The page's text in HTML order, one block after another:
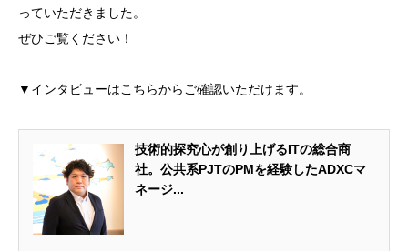
っていただきました。
ぜひご覧ください！
▼インタビューはこちらからご確認いただけます。
技術的探究心が創り上げるITの総合商
社。公共系PJTのPMを経験したADXCマ
ネージ...